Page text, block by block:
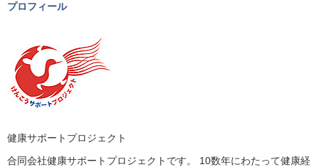
プロフィール
健康サポートプロジェクト
合同会社健康サポートプロジェクトです。 10数年にわたって健康経